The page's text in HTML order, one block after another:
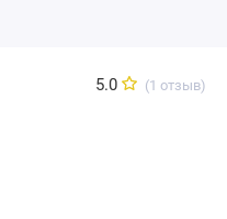
5.0 (1 отзыв)